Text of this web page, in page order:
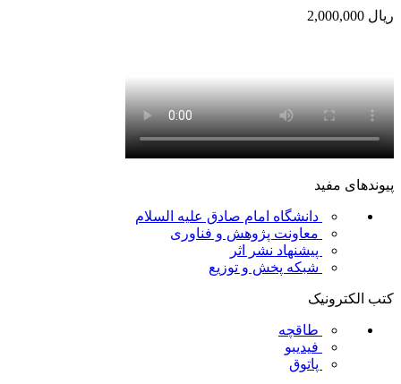
ریال
پیوندهای مفید
دانشگاه امام صادق علیه السلام
معاونت پژوهش و فناوری
پیشنهاد نشر اثر
شبکه پخش و توزیع
کتب الکترونیک
طاقچه
فیدیبو
پاتوق